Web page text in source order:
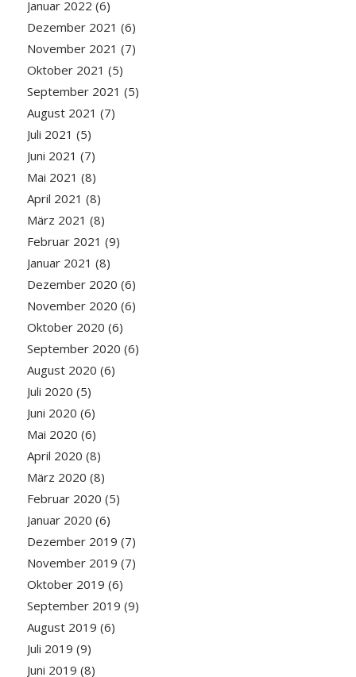
Januar 2022 (6)
Dezember 2021 (6)
November 2021 (7)
Oktober 2021 (5)
September 2021 (5)
August 2021 (7)
Juli 2021 (5)
Juni 2021 (7)
Mai 2021 (8)
April 2021 (8)
März 2021 (8)
Februar 2021 (9)
Januar 2021 (8)
Dezember 2020 (6)
November 2020 (6)
Oktober 2020 (6)
September 2020 (6)
August 2020 (6)
Juli 2020 (5)
Juni 2020 (6)
Mai 2020 (6)
April 2020 (8)
März 2020 (8)
Februar 2020 (5)
Januar 2020 (6)
Dezember 2019 (7)
November 2019 (7)
Oktober 2019 (6)
September 2019 (9)
August 2019 (6)
Juli 2019 (9)
Juni 2019 (8)